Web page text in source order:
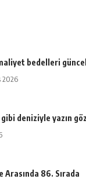
bedelleri
2026
deniziyle yazın
86. Sırada